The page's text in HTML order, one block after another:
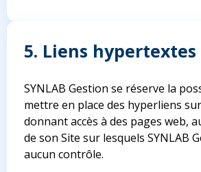
5. Liens hypertextes
SYNLAB Gestion se réserve la
mettre en place des hyperliens
donnant accès à des pages web,
de son Site sur lesquels SYNLAB
aucun contrôle.